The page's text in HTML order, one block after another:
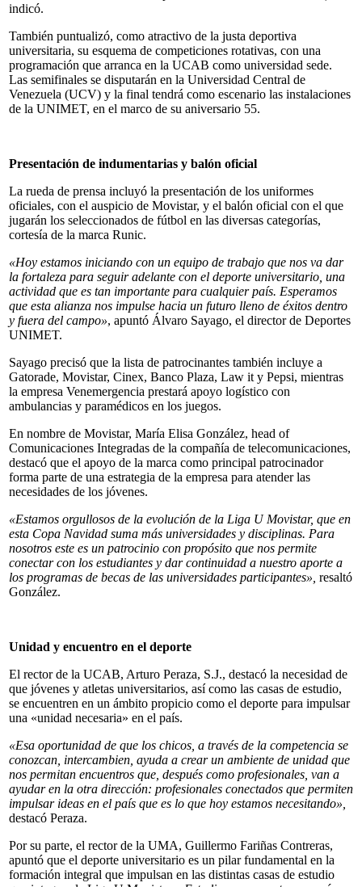
indicó.
También puntualizó, como atractivo de la justa deportiva
universitaria, su esquema de competiciones rotativas, con una
programación que arranca en la UCAB como universidad sede.
Las semifinales se disputarán en la Universidad Central de
Venezuela (UCV) y la final tendrá como escenario las instalaciones
de la UNIMET, en el marco de su aniversario 55.
Presentación de indumentarias y balón oficial
La rueda de prensa incluyó la presentación de los uniformes
oficiales, con el auspicio de Movistar, y el balón oficial con el que
jugarán los seleccionados de fútbol en las diversas categorías,
cortesía de la marca Runic.
«Hoy estamos iniciando con un equipo de trabajo que nos va dar
la fortaleza para seguir adelante con el deporte universitario, una
actividad que es tan importante para cualquier país. Esperamos
que esta alianza nos impulse hacia un futuro lleno de éxitos dentro
y fuera del campo», apuntó Álvaro Sayago, el director de Deportes
UNIMET.
Sayago precisó que la lista de patrocinantes también incluye a
Gatorade, Movistar, Cinex, Banco Plaza, Law it y Pepsi, mientras
la empresa Venemergencia prestará apoyo logístico con
ambulancias y paramédicos en los juegos.
En nombre de Movistar, María Elisa González, head of
Comunicaciones Integradas de la compañía de telecomunicaciones,
destacó que el apoyo de la marca como principal patrocinador
forma parte de una estrategia de la empresa para atender las
necesidades de los jóvenes.
«Estamos orgullosos de la evolución de la Liga U Movistar, que en
esta Copa Navidad suma más universidades y disciplinas. Para
nosotros este es un patrocinio con propósito que nos permite
conectar con los estudiantes y dar continuidad a nuestro aporte a
los programas de becas de las universidades participantes», resaltó
González.
Unidad y encuentro en el deporte
El rector de la UCAB, Arturo Peraza, S.J., destacó la necesidad de
que jóvenes y atletas universitarios, así como las casas de estudio,
se encuentren en un ámbito propicio como el deporte para impulsar
una «unidad necesaria» en el país.
«Esa oportunidad de que los chicos, a través de la competencia se
conozcan, intercambien, ayuda a crear un ambiente de unidad que
nos permitan encuentros que, después como profesionales, van a
ayudar en la otra dirección: profesionales conectados que permiten
impulsar ideas en el país que es lo que hoy estamos necesitando»,
destacó Peraza.
Por su parte, el rector de la UMA, Guillermo Fariñas Contreras,
apuntó que el deporte universitario es un pilar fundamental en la
formación integral que impulsan en las distintas casas de estudio